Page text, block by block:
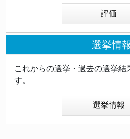
評価
選挙情報
これからの選挙・過去の選挙結
す。
選挙情報